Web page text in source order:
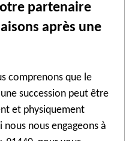
partenaire
après une
comprenons que le
succession peut être
et physiquement
nous engageons à